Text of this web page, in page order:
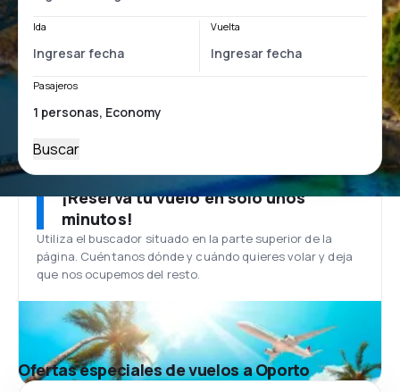
Ida Vuelta
Pasajeros
Buscar
¡Reserva tu vuelo en solo unos
minutos!
Utiliza el buscador situado en la parte superior de la
página. Cuéntanos dónde y cuándo quieres volar y deja
que nos ocupemos del resto.
Ofertas especiales de vuelos a Oporto